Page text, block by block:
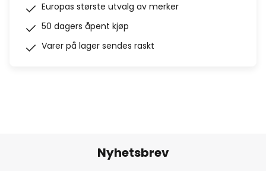
Europas største utvalg av merker
50 dagers åpent kjøp
Varer på lager sendes raskt
Nyhetsbrev